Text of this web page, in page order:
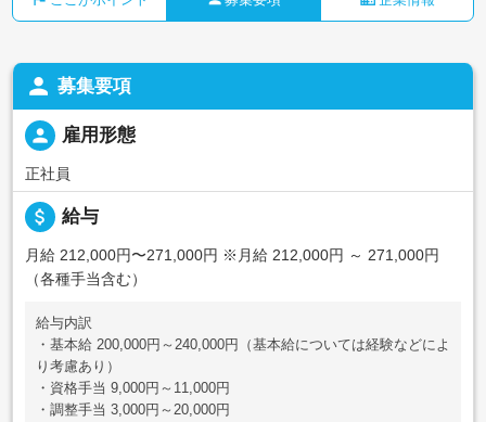
person 募集要項
person 雇用形態
正社員
attach_money 給与
月給 212,000円〜271,000円 ※月給 212,000円 ～ 271,000円
（各種手当含む）
給与内訳
・基本給 200,000円～240,000円（基本給については経験などによ
り考慮あり）
・資格手当 9,000円～11,000円
・調整手当 3,000円～20,000円